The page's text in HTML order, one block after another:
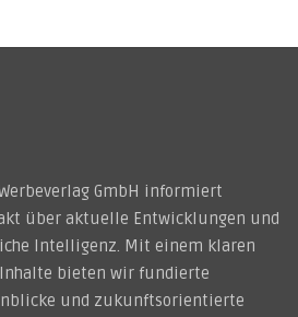
Werbeverlag GmbH informiert
über aktuelle Entwicklungen und
Intelligenz. Mit einem klaren
bieten wir fundierte
und zukunftsorientierte